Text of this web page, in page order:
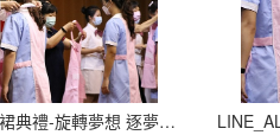
LINE_ALBUM_授裙典禮-旋轉夢想 逐夢飛翔_210927_14